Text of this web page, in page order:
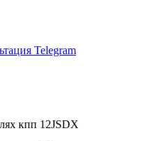
Telegram
кпп 12JSDX